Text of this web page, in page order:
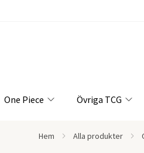
One Piece Övriga TCG
Hem Alla produkter